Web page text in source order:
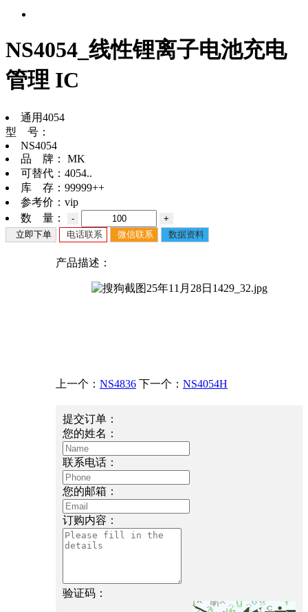
NS4054_线性锂离子电池充电
管理 IC
通用4054
型 号：
NS4054
品 牌：
MK
可替代： 4054..
库 存： 99999++
参考价： vip
数 量：
-
+
立即下单
电话联系 微信联系 数据资料
产品描述：
上一个： NS4836 下一个： NS4054H
提交订单：
您的姓名：
联系电话：
您的邮箱：
订购内容：
验证码：